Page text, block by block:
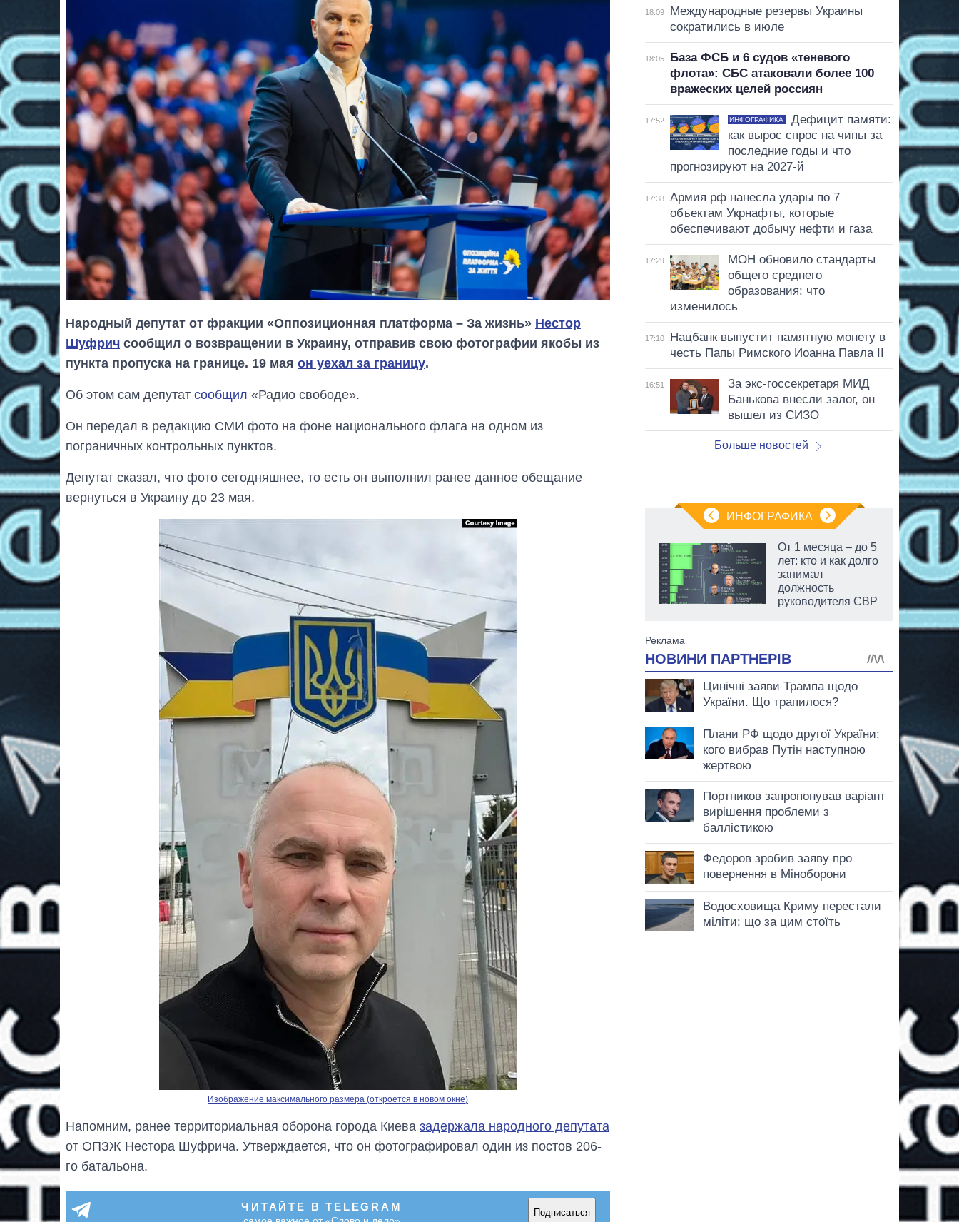
Народный депутат от фракции «Оппозиционная платформа – За жизнь» Нестор
Шуфрич сообщил о возвращении в Украину, отправив свою фотографии якобы из
пункта пропуска на границе. 19 мая он уехал за границу.
Об этом сам депутат сообщил «Радио свободе».
Он передал в редакцию СМИ фото на фоне национального флага на одном из
пограничных контрольных пунктов.
Депутат сказал, что фото сегодняшнее, то есть он выполнил ранее данное обещание
вернуться в Украину до 23 мая.
Изображение максимального размера (откроется в новом окне)
Напомним, ранее территориальная оборона города Киева задержала народного депутата
от ОПЗЖ Нестора Шуфрича. Утверждается, что он фотографировал один из постов 206-
го батальона.
ЧИТАЙТЕ В TELEGRAM Подписаться
18:09
Международные резервы Украины
сократились в июле
18:05
База ФСБ и 6 судов «теневого
флота»: СБС атаковали более 100
вражеских целей россиян
17:52 ИНФОГРАФИКА
Дефицит памяти:
как вырос спрос на чипы за
последние годы и что
прогнозируют на 2027-й
17:38
Армия рф нанесла удары по 7
объектам Укрнафты, которые
обеспечивают добычу нефти и газа
17:29
МОН обновило стандарты
общего среднего
образования: что
изменилось
17:10
Нацбанк выпустит памятную монету в
честь Папы Римского Иоанна Павла II
16:51
За экс-госсекретаря МИД
Банькова внесли залог, он
вышел из СИЗО
Больше новостей
ИНФОГРАФИКА
аспирантуру
От 1 месяца – до 5
лет: кто и как долго
занимал
должность
руководителя СВР